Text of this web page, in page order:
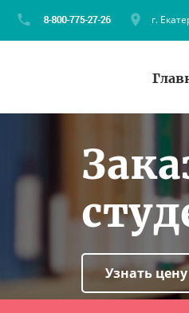
г.
Узнать цену